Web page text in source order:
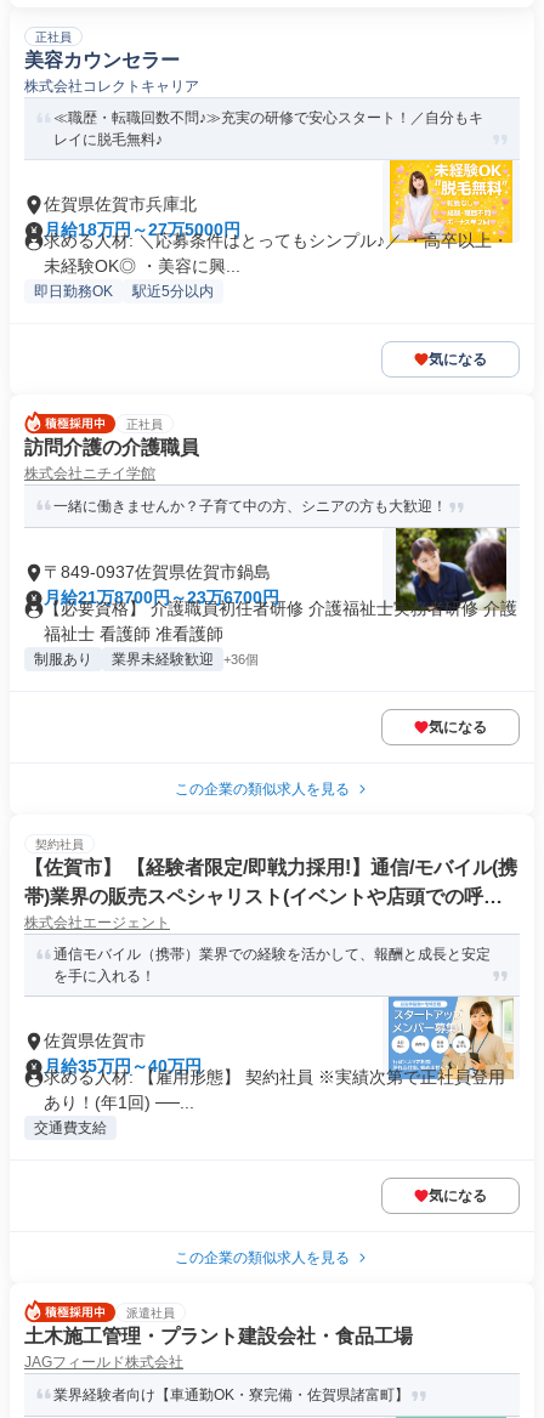
正社員
美容カウンセラー
株式会社コレクトキャリア
≪職歴・転職回数不問♪≫充実の研修で安心スタート！／自分もキ
レイに脱毛無料♪
佐賀県佐賀市兵庫北
月給18万円～27万5000円
求める人材: ＼応募条件はとってもシンプル♪／ ・高卒以上・
未経験OK◎ ・美容に興...
即日勤務OK 駅近5分以内
気になる
正社員
訪問介護の介護職員
株式会社ニチイ学館
一緒に働きませんか？子育て中の方、シニアの方も大歓迎！
〒849-0937佐賀県佐賀市鍋島
月給21万8700円～23万6700円
【必要資格】 介護職員初任者研修 介護福祉士実務者研修 介護
福祉士 看護師 准看護師
制服あり 業界未経験歓迎 +36個
気になる
この企業の類似求人を見る
契約社員
【佐賀市】 【経験者限定/即戦力採用!】通信/モバイル(携
帯)業界の販売スペシャリスト(イベントや店頭での呼び
込み案内)(FDS/PJ)
株式会社エージェント
通信モバイル（携帯）業界での経験を活かして、報酬と成長と安定
を手に入れる！
佐賀県佐賀市
月給35万円～40万円
求める人材: 【雇用形態】 契約社員 ※実績次第で正社員登用
あり！(年1回) ──...
交通費支給
気になる
この企業の類似求人を見る
派遣社員
土木施工管理・プラント建設会社・食品工場
JAGフィールド株式会社
業界経験者向け【車通勤OK・寮完備・佐賀県諸富町】